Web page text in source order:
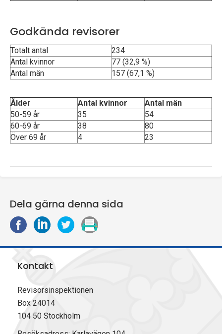
Godkända revisorer
Totalt antal
234
Antal kvinnor
77 (32,9 %)
Antal män
157 (67,1 %)
Ålder Antal kvinnor
Antal män
50-59 år
35
54
60-69 år
38
80
Över 69 år
4 23
Dela gärna denna sida
D
p
F
c
e
b
D
p
L
n
k
e
D
X
w
i
S
Kontakt
Revisorsinspektionen
Box 24014
104 50 Stockholm